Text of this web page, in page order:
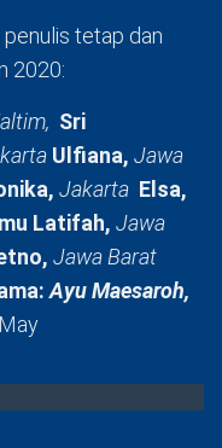
tetap dan
2020:
Sri
Ulfiana, Jawa
Jakarta Elsa,
Latifah, Jawa
Jawa Barat
Ayu Maesaroh,